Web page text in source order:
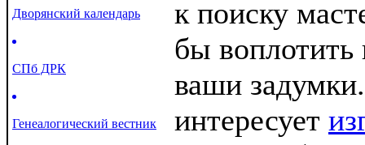
Дворянский календарь
СПб ДРК
Генеалогический вестник
к поиску
бы воплотить
ваши
интересует